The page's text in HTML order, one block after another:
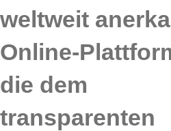
weltweit
Online-
die dem
transparenten